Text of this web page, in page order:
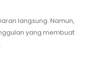
langsung. Namun,
yang membuat